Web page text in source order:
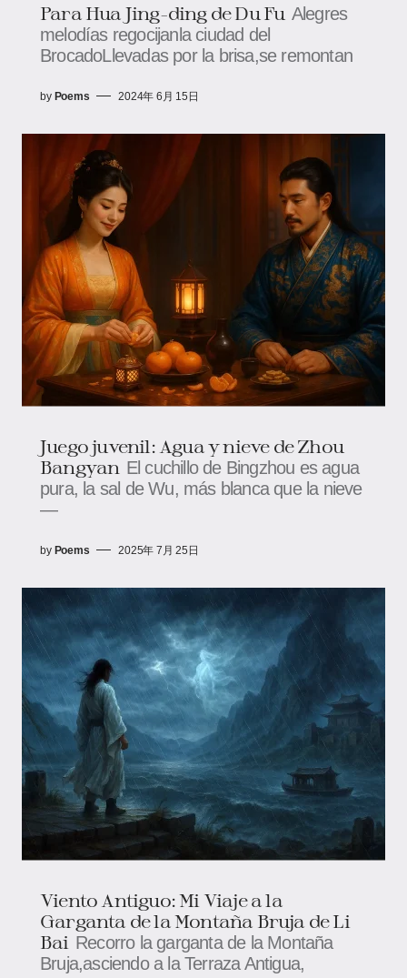
Para Hua Jing-ding de Du Fu Alegres
melodías regocijanla ciudad del
BrocadoLlevadas por la brisa,se remontan
by Poems 2024年 6月 15日
Juego juvenil: Agua y nieve de Zhou
Bangyan El cuchillo de Bingzhou es agua
pura, la sal de Wu, más blanca que la nieve
—
by Poems 2025年 7月 25日
Viento Antiguo: Mi Viaje a la
Garganta de la Montaña Bruja de Li
Bai Recorro la garganta de la Montaña
Bruja,asciendo a la Terraza Antigua,